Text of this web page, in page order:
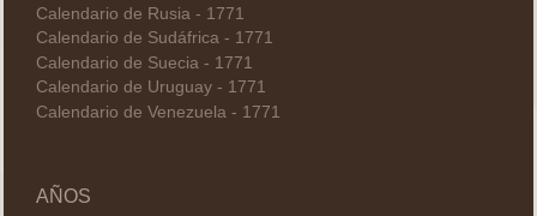
Calendario de Rusia - 1771
Calendario de Sudáfrica - 1771
Calendario de Suecia - 1771
Calendario de Uruguay - 1771
Calendario de Venezuela - 1771
AÑOS